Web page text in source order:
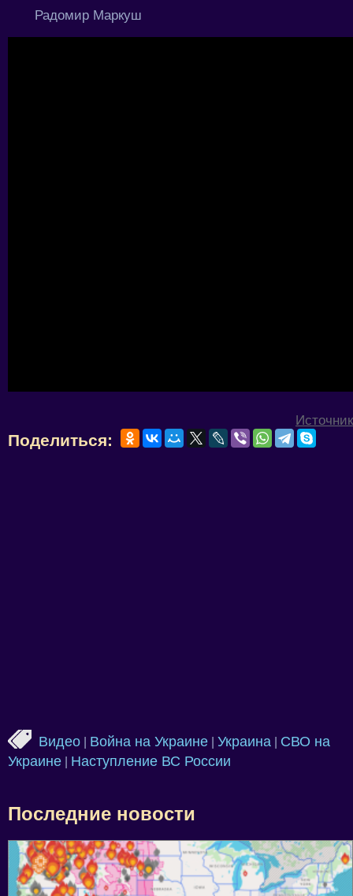
Радомир Маркуш
Источник
Поделиться:
Видео Война на Украине Украина
СВО на
Украине
Наступление ВС России
Последние новости